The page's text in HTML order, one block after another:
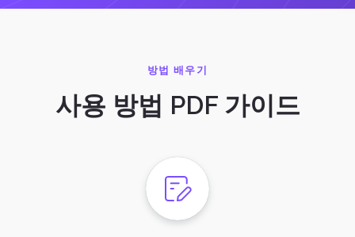
방법 배우기
사용 방법 PDF 가이드